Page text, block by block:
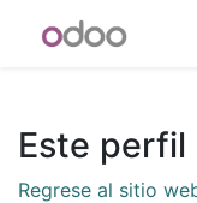
Este perfil
Regrese al sitio